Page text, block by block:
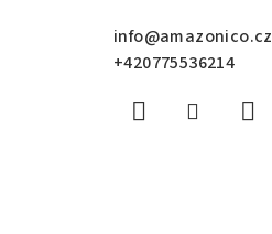
info@amazonico.cz
+420775536214